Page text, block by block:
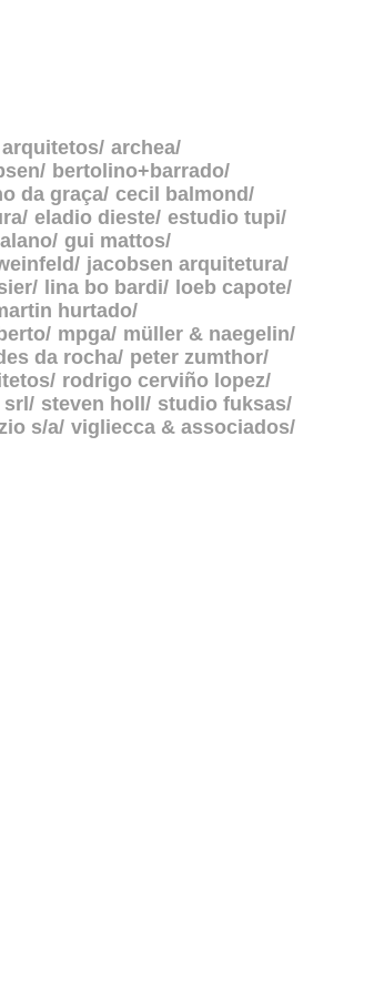
archea
bertolino+barrado
da graça cecil balmond
eladio dieste estudio tupi
gui mattos
jacobsen arquitetura
lina bo bardi
loeb capote
hurtado
mpga müller & naegelin
da rocha peter zumthor
rodrigo cerviño lopez
steven holl
studio fuksas
s/a vigliecca & associados